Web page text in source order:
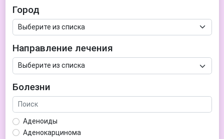
Город
Направление лечения
Болезни
Аденоиды
Аденокарцинома